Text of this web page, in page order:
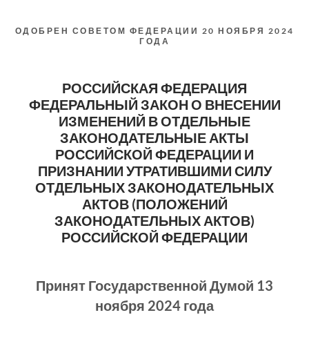
ОДОБРЕН СОВЕТОМ ФЕДЕРАЦИИ 20 НОЯБРЯ 2024
ГОДА
РОССИЙСКАЯ ФЕДЕРАЦИЯ
ФЕДЕРАЛЬНЫЙ ЗАКОН О ВНЕСЕНИИ
ИЗМЕНЕНИЙ В ОТДЕЛЬНЫЕ
ЗАКОНОДАТЕЛЬНЫЕ АКТЫ
РОССИЙСКОЙ ФЕДЕРАЦИИ И
ПРИЗНАНИИ УТРАТИВШИМИ СИЛУ
ОТДЕЛЬНЫХ ЗАКОНОДАТЕЛЬНЫХ
АКТОВ (ПОЛОЖЕНИЙ
ЗАКОНОДАТЕЛЬНЫХ АКТОВ)
РОССИЙСКОЙ ФЕДЕРАЦИИ
Принят Государственной Думой 13
ноября 2024 года